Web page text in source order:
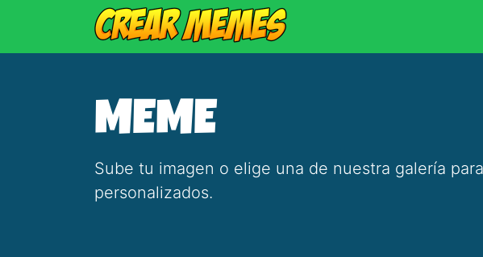
MEME
Sube tu imagen o elige una de nuestra galería
personalizados.